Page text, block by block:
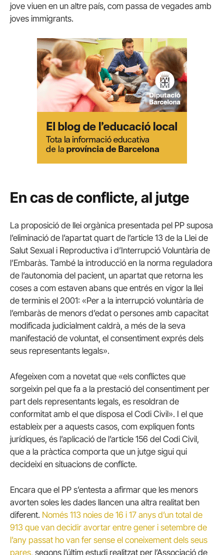
jove viuen en un altre país, com passa de vegades amb
joves immigrants.
En cas de conflicte, al jutge
La proposició de llei orgànica presentada pel PP suposa
l’eliminació de l’apartat quart de l’article 13 de la Llei de
Salut Sexual i Reproductiva i d’Interrupció Voluntària de
l’Embaràs. També la introducció en la norma reguladora
de l’autonomia del pacient, un apartat que retorna les
coses a com estaven abans que entrés en vigor la llei
de terminis el 2001: «Per a la interrupció voluntària de
l’embaràs de menors d’edat o persones amb capacitat
modificada judicialment caldrà, a més de la seva
manifestació de voluntat, el consentiment exprés dels
seus representants legals».
Afegeixen com a novetat que «els conflictes que
sorgeixin pel que fa a la prestació del consentiment per
part dels representants legals, es resoldran de
conformitat amb el que disposa el Codi Civil». I el que
estableix per a aquests casos, com expliquen fonts
jurídiques, és l’aplicació de l’article 156 del Codi Civil,
que a la pràctica comporta que un jutge sigui qui
decideixi en situacions de conflicte.
Encara que el PP s’entesta a afirmar que les menors
avorten soles les dades llancen una altra realitat ben
diferent. Només 113 noies de 16 i 17 anys d’un total de
913 que van decidir avortar entre gener i setembre de
l’any passat ho van fer sense el coneixement dels seus
pares, segons l’últim estudi realitzat per l’Associació de